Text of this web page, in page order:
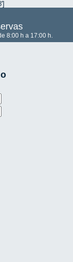
8:00 h a 17:00 h.